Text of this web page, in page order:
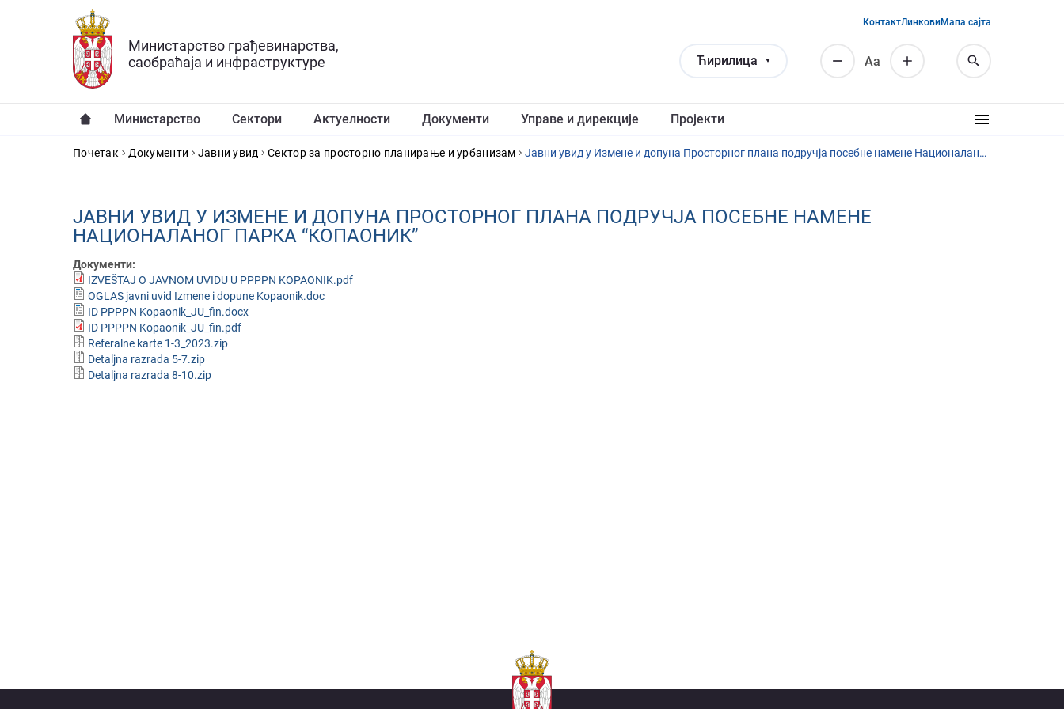
Прескочи на главни део садржаја
Министарство грађевинарства,
саобраћаја и инфраструктуре
Ћирилица Аа
КонтактЛинковиМапа сајта
Министарство Сектори Актуелности Документи Управе и дирекције Пројекти
YOU ARE HERE
Почетак Документи Јавни увид Сектор за просторно планирање и урбанизам Јавни увид у Измене и допуна Просторног плана подручја посебне намене Националаног парка “Копаоник”
ЈАВНИ УВИД У ИЗМЕНЕ И ДОПУНА ПРОСТОРНОГ ПЛАНА ПОДРУЧЈА ПОСЕБНЕ НАМЕНЕ
НАЦИОНАЛАНОГ ПАРКА “КОПАОНИК”
Документи:
IZVEŠTAJ O JAVNOM UVIDU U PPPPN KOPAONIK.pdf
OGLAS javni uvid Izmene i dopune Kopaonik.doc
ID PPPPN Kopaonik_JU_fin.docx
ID PPPPN Kopaonik_JU_fin.pdf
Referalne karte 1-3_2023.zip
Detaljna razrada 5-7.zip
Detaljna razrada 8-10.zip